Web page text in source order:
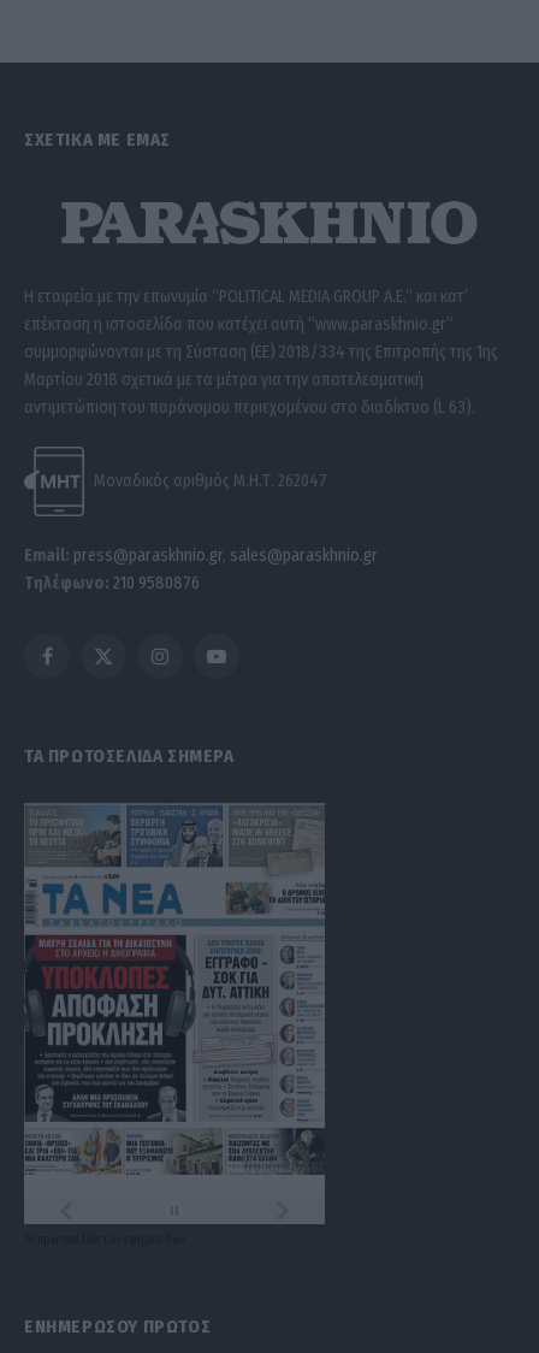
ΣΧΕΤΙΚΑ ΜΕ ΕΜΑΣ
Η εταιρεία με την επωνυμία “POLITICAL MEDIA GROUP A.E.” και κατ’
επέκταση η ιστοσελίδα που κατέχει αυτή “www.paraskhnio.gr”
συμμορφώνονται με τη Σύσταση (ΕΕ) 2018/334 της Επιτροπής της 1ης
Μαρτίου 2018 σχετικά με τα μέτρα για την αποτελεσματική
αντιμετώπιση του παράνομου περιεχομένου στο διαδίκτυο (L 63).
Μοναδικός αριθμός Μ.Η.Τ. 262047
Email: press@paraskhnio.gr, sales@paraskhnio.gr
Τηλέφωνο: 210 9580876
Facebook
X
InstagramYouTube
ΤΑ ΠΡΩΤΟΣΕΛΙΔΑ ΣΗΜΕΡΑ
ΕΝΗΜΕΡΩΣΟΥ ΠΡΩΤΟΣ